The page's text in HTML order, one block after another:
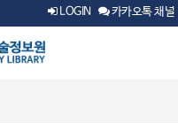
LOGIN 카카오톡 채널